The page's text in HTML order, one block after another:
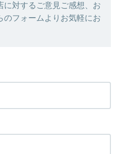
に対するご意見ご感想、お
のフォームよりお気軽にお